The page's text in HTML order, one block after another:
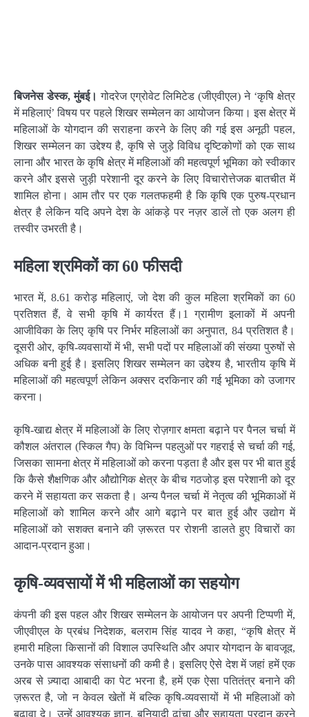
बिजनेस डेस्क, मुंबई। गोदरेज एग्रोवेट लिमिटेड (जीएवीएल) ने ‘कृषि क्षेत्र
में महिलाएं’ विषय पर पहले शिखर सम्मेलन का आयोजन किया। इस क्षेत्र में
महिलाओं के योगदान की सराहना करने के लिए की गई इस अनूठी पहल,
शिखर सम्मेलन का उद्देश्य है, कृषि से जुड़े विविध दृष्टिकोणों को एक साथ
लाना और भारत के कृषि क्षेत्र में महिलाओं की महत्वपूर्ण भूमिका को स्वीकार
करने और इससे जुड़ी परेशानी दूर करने के लिए विचारोत्तेजक बातचीत में
शामिल होना। आम तौर पर एक गलतफहमी है कि कृषि एक पुरुष-प्रधान
क्षेत्र है लेकिन यदि अपने देश के आंकड़े पर नज़र डालें तो एक अलग ही
तस्वीर उभरती है।
महिला श्रमिकों का 60 फीसदी
भारत में, 8.61 करोड़ महिलाएं, जो देश की कुल महिला श्रमिकों का 60
प्रतिशत हैं, वे सभी कृषि में कार्यरत हैं।1 ग्रामीण इलाकों में अपनी
आजीविका के लिए कृषि पर निर्भर महिलाओं का अनुपात, 84 प्रतिशत है।
दूसरी ओर, कृषि-व्यवसायों में भी, सभी पदों पर महिलाओं की संख्या पुरुषों से
अधिक बनी हुई है। इसलिए शिखर सम्मेलन का उद्देश्य है, भारतीय कृषि में
महिलाओं की महत्वपूर्ण लेकिन अक्सर दरकिनार की गई भूमिका को उजागर
करना।
कृषि-खाद्य क्षेत्र में महिलाओं के लिए रोज़गार क्षमता बढ़ाने पर पैनल चर्चा में
कौशल अंतराल (स्किल गैप) के विभिन्न पहलुओं पर गहराई से चर्चा की गई,
जिसका सामना क्षेत्र में महिलाओं को करना पड़ता है और इस पर भी बात हुई
कि कैसे शैक्षणिक और औद्योगिक क्षेत्र के बीच गठजोड़ इस परेशानी को दूर
करने में सहायता कर सकता है। अन्य पैनल चर्चा में नेतृत्व की भूमिकाओं में
महिलाओं को शामिल करने और आगे बढ़ाने पर बात हुई और उद्योग में
महिलाओं को सशक्त बनाने की ज़रूरत पर रोशनी डालते हुए विचारों का
आदान-प्रदान हुआ।
कृषि-व्यवसायों में भी महिलाओं का सहयोग
कंपनी की इस पहल और शिखर सम्मेलन के आयोजन पर अपनी टिप्पणी में,
जीएवीएल के प्रबंध निदेशक, बलराम सिंह यादव ने कहा, “कृषि क्षेत्र में
हमारी महिला किसानों की विशाल उपस्थिति और अपार योगदान के बावजूद,
उनके पास आवश्यक संसाधनों की कमी है। इसलिए ऐसे देश में जहां हमें एक
अरब से ज़्यादा आबादी का पेट भरना है, हमें एक ऐसा पतितंत्र बनाने की
ज़रूरत है, जो न केवल खेतों में बल्कि कृषि-व्यवसायों में भी महिलाओं को
बढ़ावा दे। उन्हें आवश्यक ज्ञान, बुनियादी ढांचा और सहायता प्रदान करने